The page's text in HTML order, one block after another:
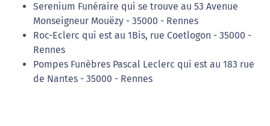
Serenium Funéraire qui se trouve au 53 Avenue
Monseigneur Mouëzy - 35000 - Rennes
Roc-Eclerc qui est au 1Bis, rue Coetlogon - 35000 -
Rennes
Pompes Funèbres Pascal Leclerc qui est au 183 rue
de Nantes - 35000 - Rennes